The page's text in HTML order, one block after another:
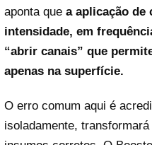
aponta que a aplicação de
intensidade, em
“abrir canais” que
apenas na superfície.
O erro comum aqui é
isoladamente,